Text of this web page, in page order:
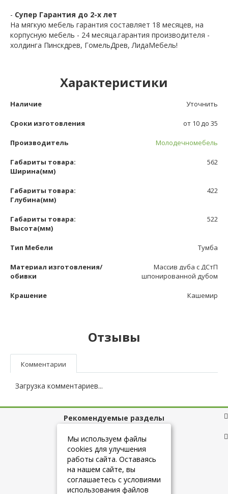
- Супер Гарантия до 2-х лет
На мягкую мебель гарантия составляет 18 месяцев, на
корпусную мебель - 24 месяца.гарантия производителя -
холдинга Пинскдрев, ГомельДрев, ЛидаМебель!
Характеристики
Наличие Уточнить
Сроки изготовления от 10 до 35
Производитель Молодечномебель
Габариты товара:
Ширина(мм)
562
Габариты товара:
Глубина(мм)
422
Габариты товара:
Высота(мм)
522
Тип Мебели Тумба
Материал изготовления/
обивки
Массив дуба с ДСтП
шпонированной дубом
Крашение Кашемир
Отзывы
Комментарии
Загрузка комментариев...
Рекомендуемые разделы
Полезные ссылки
+7 (925) 084-10-60
Мы используем файлы
cookies для улучшения
работы сайта. Оставаясь
на нашем сайте, вы
соглашаетесь с условиями
использования файлов